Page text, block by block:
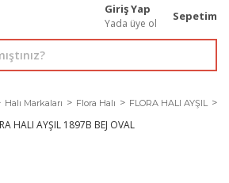
Giriş Yap
Yada üye ol
Sepetim
Halı Markaları Flora Halı FLORA HALI AYŞIL